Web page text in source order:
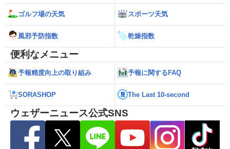
ゴルフ場の天気 スポーツ天気
風邪予防指数 乾燥指数
便利なメニュー
予報精度向上の取り組み 予報に関するFAQ
SORASHOP The Last 10-second
ウェザーニュース公式SNS